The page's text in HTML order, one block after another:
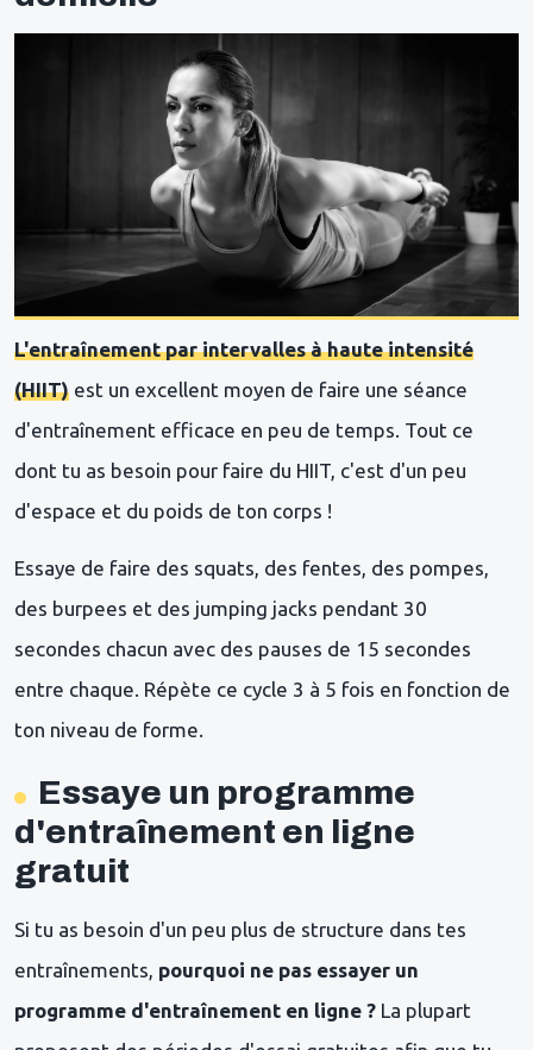
L'entraînement par intervalles à haute intensité
(HIIT) est un excellent moyen de faire une séance
d'entraînement efficace en peu de temps. Tout ce
dont tu as besoin pour faire du HIIT, c'est d'un peu
d'espace et du poids de ton corps !
Essaye de faire des squats, des fentes, des pompes,
des burpees et des jumping jacks pendant 30
secondes chacun avec des pauses de 15 secondes
entre chaque. Répète ce cycle 3 à 5 fois en fonction de
ton niveau de forme.
Essaye un programme
d'entraînement en ligne
gratuit
Si tu as besoin d'un peu plus de structure dans tes
entraînements, pourquoi ne pas essayer un
programme d'entraînement en ligne ? La plupart